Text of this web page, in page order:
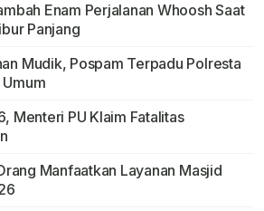
Enam Perjalanan Whoosh Saat
Panjang
Mudik, Pospam Terpadu Polresta
Menteri PU Klaim Fatalitas
Manfaatkan Layanan Masjid